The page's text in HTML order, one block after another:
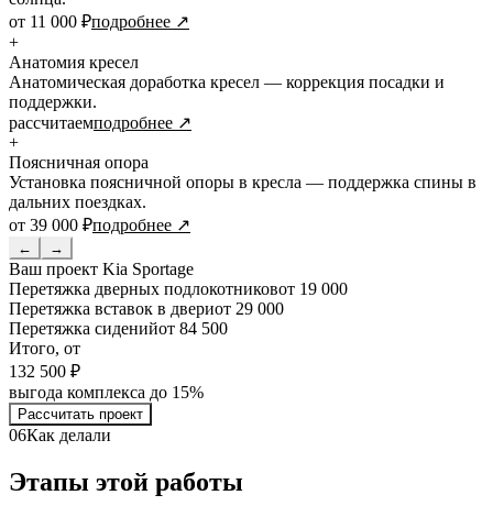
от 11 000 ₽подробнее ↗
+
Анатомия кресел
Анатомическая доработка кресел — коррекция посадки и
поддержки.
рассчитаемподробнее ↗
+
Поясничная опора
Установка поясничной опоры в кресла — поддержка спины в
дальних поездках.
от 39 000 ₽подробнее ↗
← →
Ваш проект Kia Sportage
Перетяжка дверных подлокотниковот 19 000
Перетяжка вставок в двериот 29 000
Перетяжка сиденийот 84 500
Итого, от
132 500 ₽
выгода комплекса до 15%
Рассчитать проект
06Как делали
Этапы этой работы